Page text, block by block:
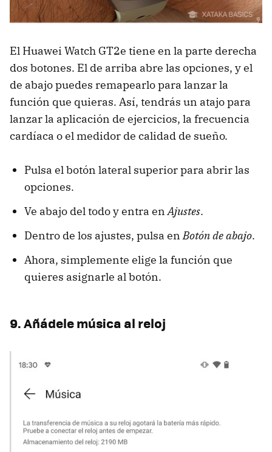
El Huawei Watch GT2e tiene en la parte derecha
dos botones. El de arriba abre las opciones, y el
de abajo puedes remapearlo para lanzar la
función que quieras. Así, tendrás un atajo para
lanzar la aplicación de ejercicios, la frecuencia
cardíaca o el medidor de calidad de sueño.
Pulsa el botón lateral superior para abrir las
opciones.
Ve abajo del todo y entra enAjustes.
Dentro de los ajustes, pulsa enBotón de abajo.
Ahora, simplemente elige la función que
quieres asignarle al botón.
9. Añádele música al reloj